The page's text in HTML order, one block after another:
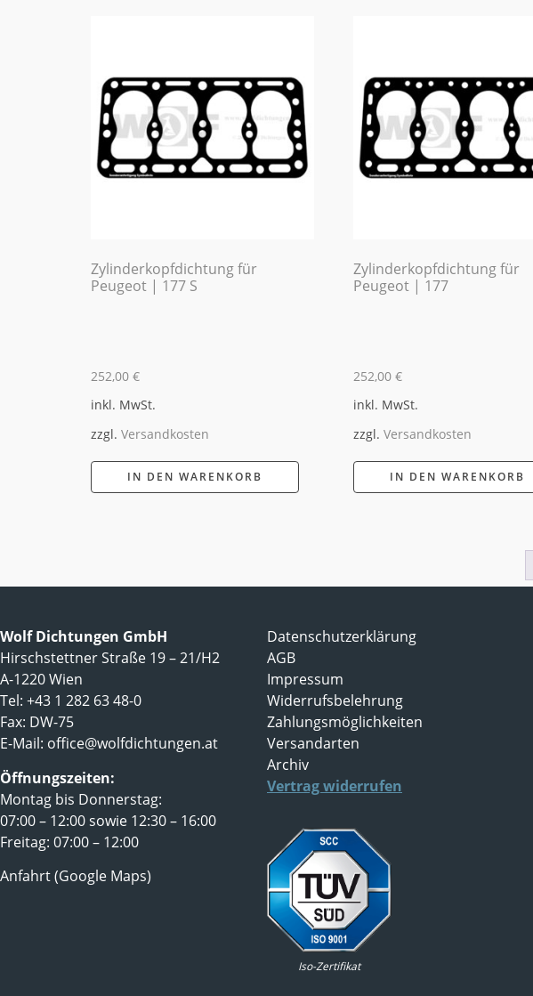
Zylinderkopfdichtung für
Peugeot | 177 S
252,00 €
inkl. MwSt.
zzgl. Versandkosten
IN DEN WARENKORB
Zylinderkopfdichtung für
Peugeot | 177
252,00 €
inkl. MwSt.
zzgl. Versandkosten
IN DEN WARENKORB
Wolf Dichtungen GmbH
Hirschstettner Straße 19 – 21/H2
A-1220 Wien
Tel: +43 1 282 63 48-0
Fax: DW-75
E-Mail: office@wolfdichtungen.at
Öffnungszeiten:
Montag bis Donnerstag:
07:00 – 12:00 sowie 12:30 – 16:00
Freitag: 07:00 – 12:00
Anfahrt (Google Maps)
Datenschutzerklärung
AGB
Impressum
Widerrufsbelehrung
Zahlungsmöglichkeiten
Versandarten
Archiv
Vertrag widerrufen
Iso-Zertifikat